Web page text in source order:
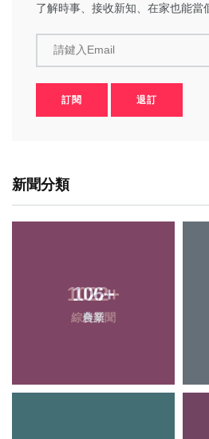
了解時事、接收新知、在家也能當
請鍵入Email
訂閱 退訂
新聞分類
106+
農業